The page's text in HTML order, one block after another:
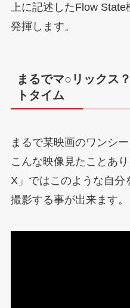
上に記述したFlow
発揮します。
まるでマ○リックス
トタイム
まるで某映画のワンシー
こんな映像見たことあ
X」ではこのような自分
撮影する事が出来ます。